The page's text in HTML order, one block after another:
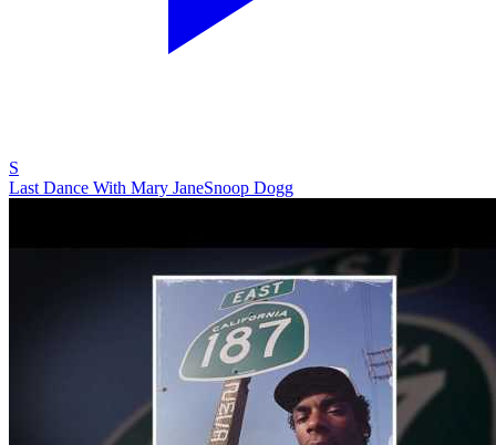
S
Last Dance With Mary JaneSnoop Dogg